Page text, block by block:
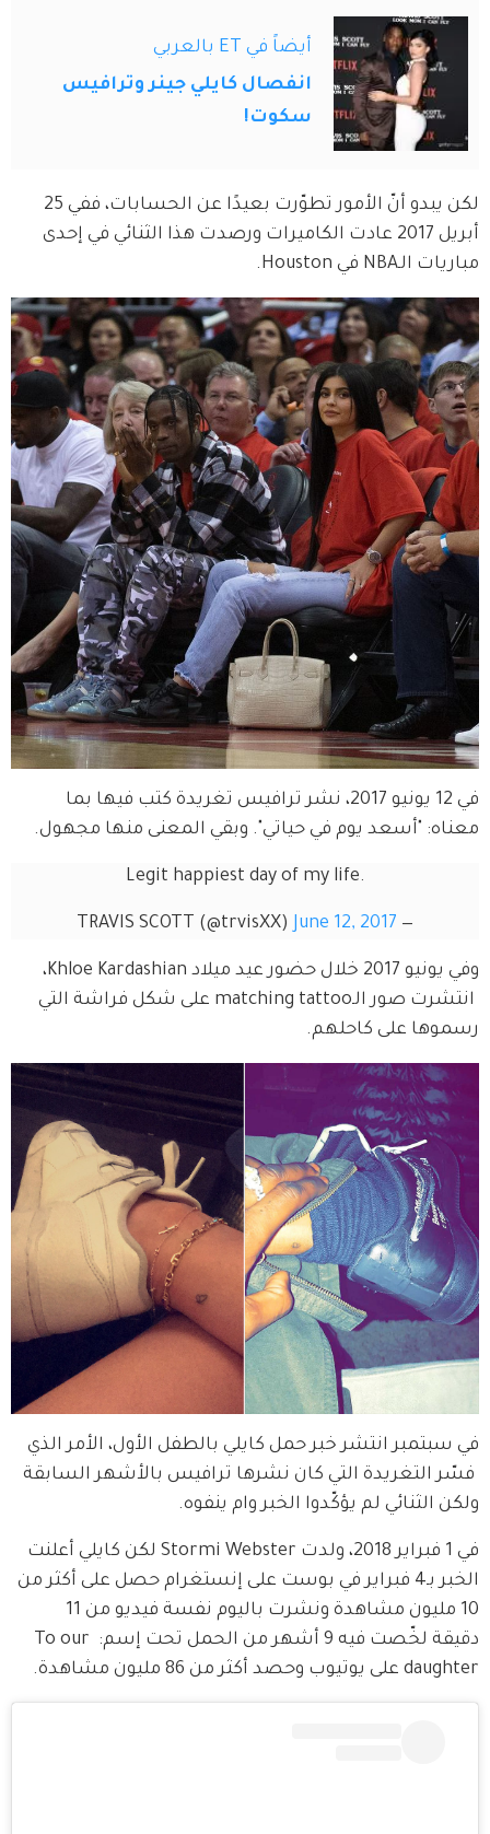
أيضاً في ET بالعربي
انفصال كايلي جينر وترافيس
سكوت!
أبريل 2017 عادت الكاميرات ورصدت هذا الثنائي في إحدى
مباريات الـNBA في Houston.
في 12 يونيو 2017، نشر ترافيس تغريدة كتب فيها بما
معناه: "أسعد يوم في حياتي". وبقي المعنى منها مجهول.
Legit happiest day of my life.
— TRAVIS SCOTT (@trvisXX)
June 12, 2017
وفي يونيو 2017 خلال حضور عيد ميلاد Khloe Kardashian،
انتشرت صور الـmatching tattoo على شكل فراشة التي
رسموها على كاحلهم.
في سبتمبر انتشر خبر حمل كايلي بالطفل الأول، الأمر الذي
فسّر التغريدة التي كان نشرها ترافيس بالأشهر السابقة
ولكن الثنائي لم يؤكّدوا الخبر وام ينفوه.
في 1 فبراير 2018، ولدت Stormi Webster لكن كايلي أعلنت
الخبر بـ4 فبراير في بوست على إنستغرام حصل على أكثر من
دقيقة لخّصت فيه 9 أشهر من الحمل تحت إسم: To our
daughter على يوتيوب وحصد أكثر من 86 مليون مشاهدة.